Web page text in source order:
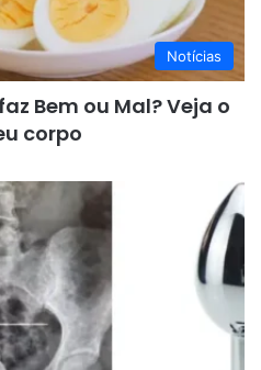
Notícias
Bem ou Mal? Veja o
corpo